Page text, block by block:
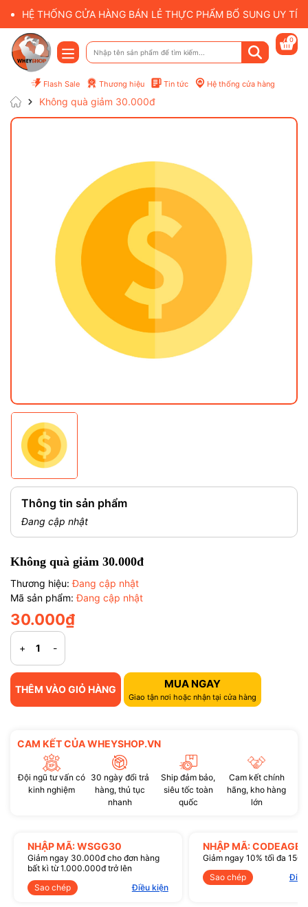
HỆ THỐNG CỬA HÀNG BÁN LẺ THỰC PHẨM BỔ SUNG UY
Flash Sale Thương hiệu Tin tức Hệ thống cửa hàng
0
Không quà giảm 30.000đ
Thông tin sản phẩm
Đang cập nhật
Không quà giảm 30.000đ
Thương hiệu: Đang cập nhật
Mã sản phẩm: Đang cập nhật
30.000₫
-
+
THÊM VÀO GIỎ HÀNG MUA NGAY
Giao tận nơi hoặc nhận tại cửa hàng
CAM KẾT CỦA WHEYSHOP.VN
Đội ngũ tư vấn có
kinh nghiệm
30 ngày đổi trả
hàng, thủ tục
nhanh
Ship đảm bảo,
siêu tốc toàn
quốc
Cam kết chính
hãng, kho hàng
lớn
NHẬP MÃ: WSGG30
Giảm ngay 30.000đ cho đơn hàng
bất kì từ 1.000.000đ trở lên
Sao chép
Điều kiện
NHẬP MÃ:
Giảm ngay 10% tối đa
Sao chép
Mã giảm giá:
Điều kiện: